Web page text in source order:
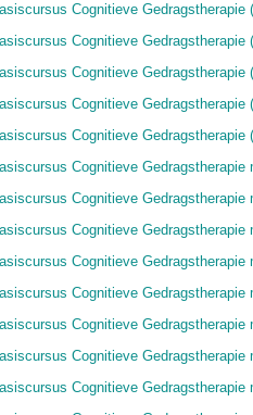
Cognitieve Gedragstherapie
Cognitieve Gedragstherapie
Cognitieve Gedragstherapie
Cognitieve Gedragstherapie
Cognitieve Gedragstherapie
Cognitieve
Cognitieve
Cognitieve
Cognitieve
Cognitieve
Cognitieve
Cognitieve
Cognitieve